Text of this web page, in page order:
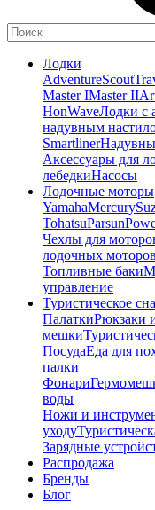
Лодки
AdventureScout
Master IMaster II
HonWaveЛодки с
надувным
Smartliner
Аксессуары для
лебедкиНасосы
Лодочные моторы
YamahaMercury
TohatsuParsun
Чехлы для
лодочных моторов
Топливные баки
управление
Туристическое
ПалаткиРюкзаки
мешки
ПосудаЕда для
палки
Фонари
воды
Ножи и
уходу
Зарядные
Распродажа
Бренды
Блог